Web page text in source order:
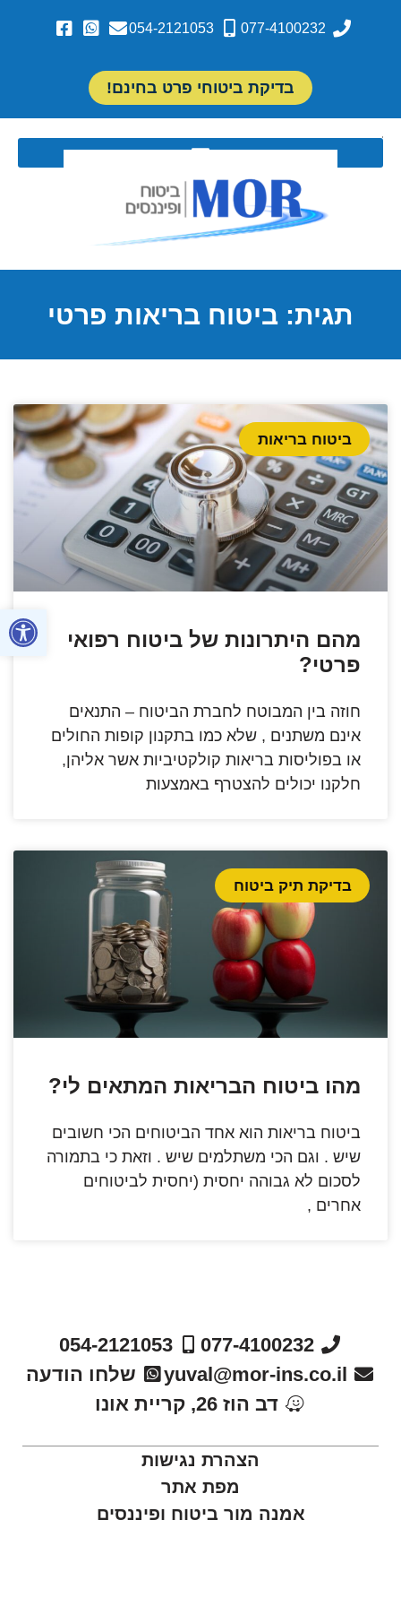
פתח
077-4100232
054-2121053
בדיקת ביטוחי פרט בחינם!
תגית: ביטוח בריאות פרטי
ביטוח בריאות
מהם היתרונות של ביטוח רפואי
פרטי?
חוזה בין המבוטח לחברת הביטוח – התנאים
אינם משתנים , שלא כמו בתקנון קופות החולים
או בפוליסות בריאות קולקטיביות אשר אליהן,
חלקנו יכולים להצטרף באמצעות
בדיקת תיק ביטוח
מהו ביטוח הבריאות המתאים לי?
ביטוח בריאות הוא אחד הביטוחים הכי חשובים
שיש . וגם הכי משתלמים שיש . וזאת כי בתמורה
לסכום לא גבוהה יחסית (יחסית לביטוחים
אחרים ,
077-4100232
054-2121053
yuval@mor-ins.co.il
שלחו הודעה
דב הוז 26, קריית אונו
הצהרת נגישות
מפת אתר
אמנה מור ביטוח ופיננסים